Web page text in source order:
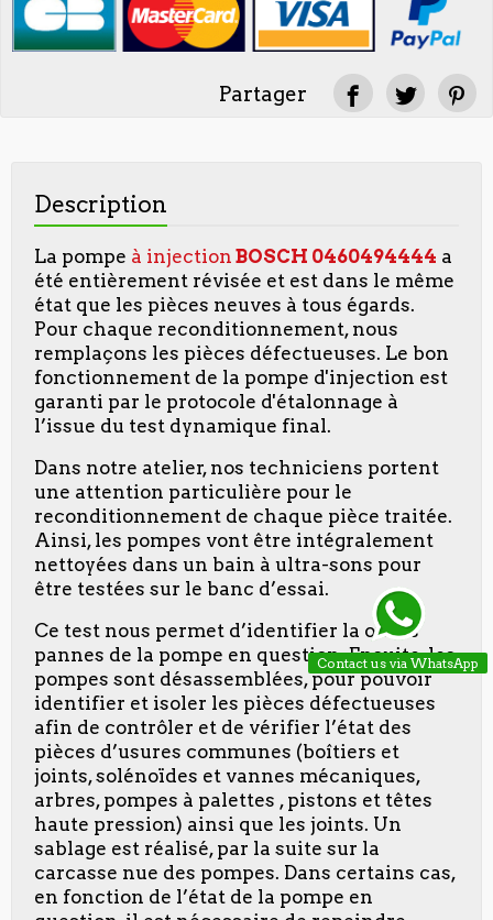
Partager
Description
La pompe à injection BOSCH 0460494444 a
été entièrement révisée et est dans le même
état que les pièces neuves à tous égards.
Pour chaque reconditionnement, nous
remplaçons les pièces défectueuses. Le bon
fonctionnement de la pompe d'injection est
garanti par le protocole d'étalonnage à
l’issue du test dynamique final.
Dans notre atelier, nos techniciens portent
une attention particulière pour le
reconditionnement de chaque pièce traitée.
Ainsi, les pompes vont être intégralement
nettoyées dans un bain à ultra-sons pour
être testées sur le banc d’essai.
Ce test nous permet d’identifier la ou les
pannes de la pompe en question. Ensuite, les
pompes sont désassemblées, pour pouvoir
identifier et isoler les pièces défectueuses
afin de contrôler et de vérifier l’état des
pièces d’usures communes (boîtiers et
joints, solénoïdes et vannes mécaniques,
arbres, pompes à palettes , pistons et têtes
haute pression) ainsi que les joints. Un
sablage est réalisé, par la suite sur la
carcasse nue des pompes. Dans certains cas,
en fonction de l’état de la pompe en
Contact us via WhatsApp